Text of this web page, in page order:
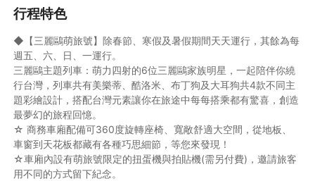
行程特色
◆【三麗鷗萌旅號】除春節、寒假及暑假期間天天運行，其餘為每
週五、六、日、一運行。
三麗鷗主題列車：萌力四射的6位三麗鷗家族明星，一起陪伴你繞
行台灣，列車共有美樂蒂、酷洛米、布丁狗及大耳狗共4款不同主
題彩繪設計，搭配台灣元素讓你在旅途中每每搭乘都有驚喜，創造
最夢幻的旅程回憶。
☆ 商務車廂配備可360度旋轉座椅、寬敞舒適大空間，從地板、
車窗到天花板都藏有各種巧思細節，等您來發現！
☆車廂內設有萌旅號限定的扭蛋機與拍貼機(需另付費)，邀請旅客
用不同的方式留下紀念。